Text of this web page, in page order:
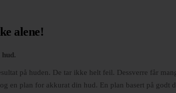
alene!
på huden. De tar ikke helt feil. Dessverre får
en plan for akkurat din hud. En plan basert på godt